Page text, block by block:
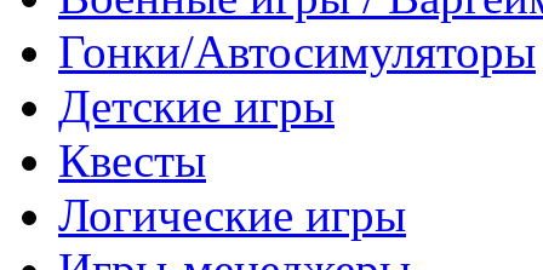
Гонки/Автосимуляторы
Детские игры
Квесты
Логические игры